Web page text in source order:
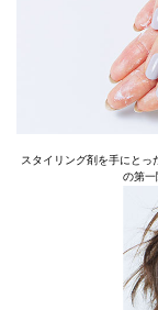
スタイリング剤を手にとっ
の第一